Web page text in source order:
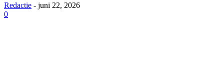
Redactie - juni 22, 2026
0